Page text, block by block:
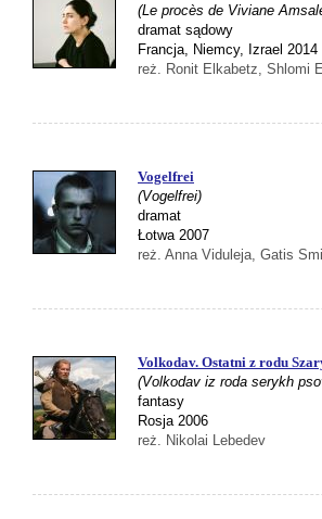
(Le procès de Viviane
dramat sądowy
Francja, Niemcy, Izrael 2014
reż. Ronit Elkabetz, Shlomi
Vogelfrei
(Vogelfrei)
dramat
Łotwa 2007
reż. Anna Viduleja, Gatis
Volkodav. Ostatni z rodu
(Volkodav iz roda serykh
fantasy
Rosja 2006
reż. Nikolai Lebedev